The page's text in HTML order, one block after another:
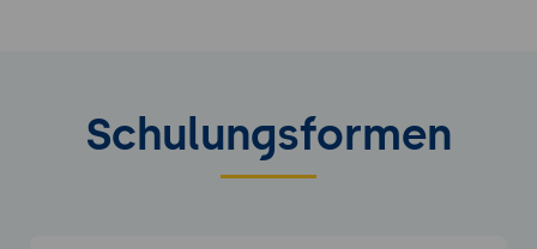
Schulungsformen